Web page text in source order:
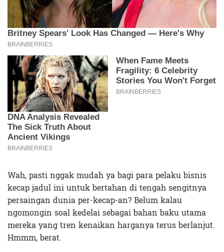
Wah, pasti nggak mudah ya bagi para pelaku bisnis
kecap jadul ini untuk bertahan di tengah sengitnya
persaingan dunia per-kecap-an? Belum kalau
ngomongin soal kedelai sebagai bahan baku utama
mereka yang tren kenaikan harganya terus berlanjut.
Hmmm, berat.